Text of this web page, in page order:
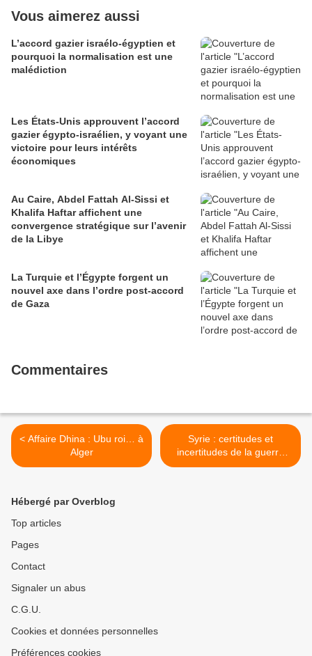
Vous aimerez aussi
L’accord gazier israélo-égyptien et
pourquoi la normalisation est une
malédiction
Les États-Unis approuvent l’accord
gazier égypto-israélien, y voyant une
victoire pour leurs intérêts
économiques
Au Caire, Abdel Fattah Al-Sissi et
Khalifa Haftar affichent une
convergence stratégique sur l’avenir
de la Libye
La Turquie et l’Égypte forgent un
nouvel axe dans l’ordre post-accord
de Gaza
Commentaires
< Affaire Dhina : Ubu roi… à
Alger
Syrie : certitudes et
incertitudes de la guerre
médiatique >
Hébergé par Overblog
Top articles
Pages
Contact
Signaler un abus
C.G.U.
Cookies et données personnelles
Préférences cookies